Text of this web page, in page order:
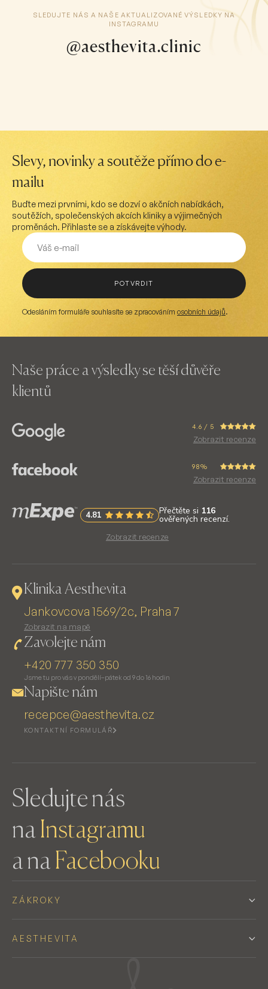
SLEDUJTE NÁS A NAŠE AKTUALIZOVANÉ VÝSLEDKY NA
INSTAGRAMU
@aesthevita.clinic
Slevy, novinky a soutěže přímo do e-
mailu
Buďte mezi prvními, kdo se dozví o akčních nabídkách,
soutěžích, společenských akcích kliniky a výjimečných
proměnách. Přihlaste se a získávejte výhody.
POTVRDIT
Odesláním formuláře souhlasíte se zpracováním osobních údajů.
Naše práce a výsledky se těší důvěře
klientů
4.6 / 5
Zobrazit recenze
98%
Zobrazit recenze
Zobrazit recenze
Klinika Aesthevita
Jankovcova 1569/2c, Praha 7
Zobrazit na mapě
Zavolejte nám
+420 777 350 350
Jsme tu pro vás v pondělí–pátek od 9 do 16 hodin
Napište nám
recepce@aesthevita.cz
KONTAKTNÍ FORMULÁŘ
Sledujte nás
na Instagramu
a na Facebooku
ZÁKROKY
AESTHEVITA